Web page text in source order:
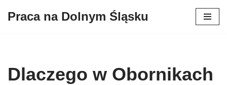
Praca na Dolnym Śląsku
Dlaczego w Obornikach